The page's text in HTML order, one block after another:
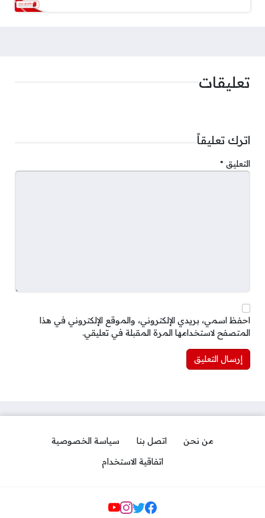
تعليقات
اترك تعليقاً
التعليق *
احفظ اسمي، بريدي الإلكتروني، والموقع الإلكتروني في هذا
المتصفح لاستخدامها المرة المقبلة في تعليقي.
من نحن اتصل بنا
سياسة الخصوصية
اتفاقية الاستخدام
Social Links